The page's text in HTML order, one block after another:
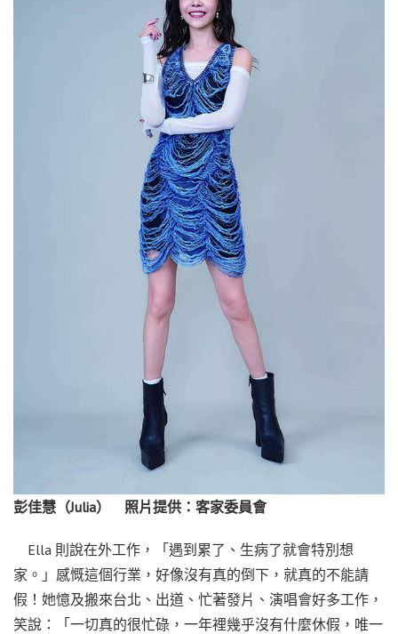
彭佳慧（Julia） 照片提供：客家委員會
Ella 則說在外工作，「遇到累了、生病了就會特別想
家。」感慨這個行業，好像沒有真的倒下，就真的不能請
假！她憶及搬來台北、出道、忙著發片、演唱會好多工作，
笑說：「一切真的很忙碌，一年裡幾乎沒有什麼休假，唯一